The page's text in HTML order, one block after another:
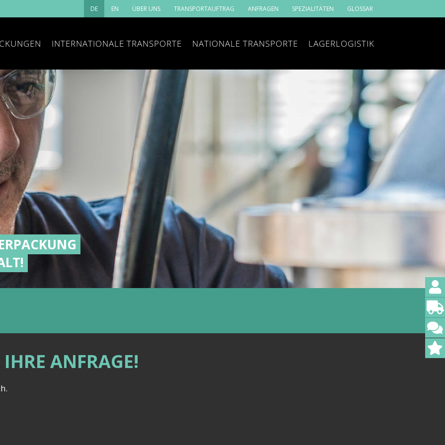
DE EN ÜBER UNS TRANSPORTAUFTRAG ANFRAGEN SPEZIALITÄTEN GLOSSAR
INTERNATIONALE TRANSPORTE NATIONALE TRANSPORTE LAGERLOGISTIK
ANFRAGE!